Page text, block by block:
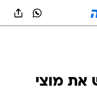
את מוצי